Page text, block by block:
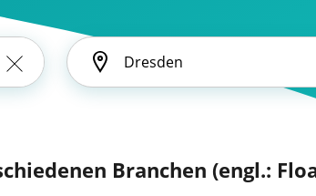
Branchen (engl.: